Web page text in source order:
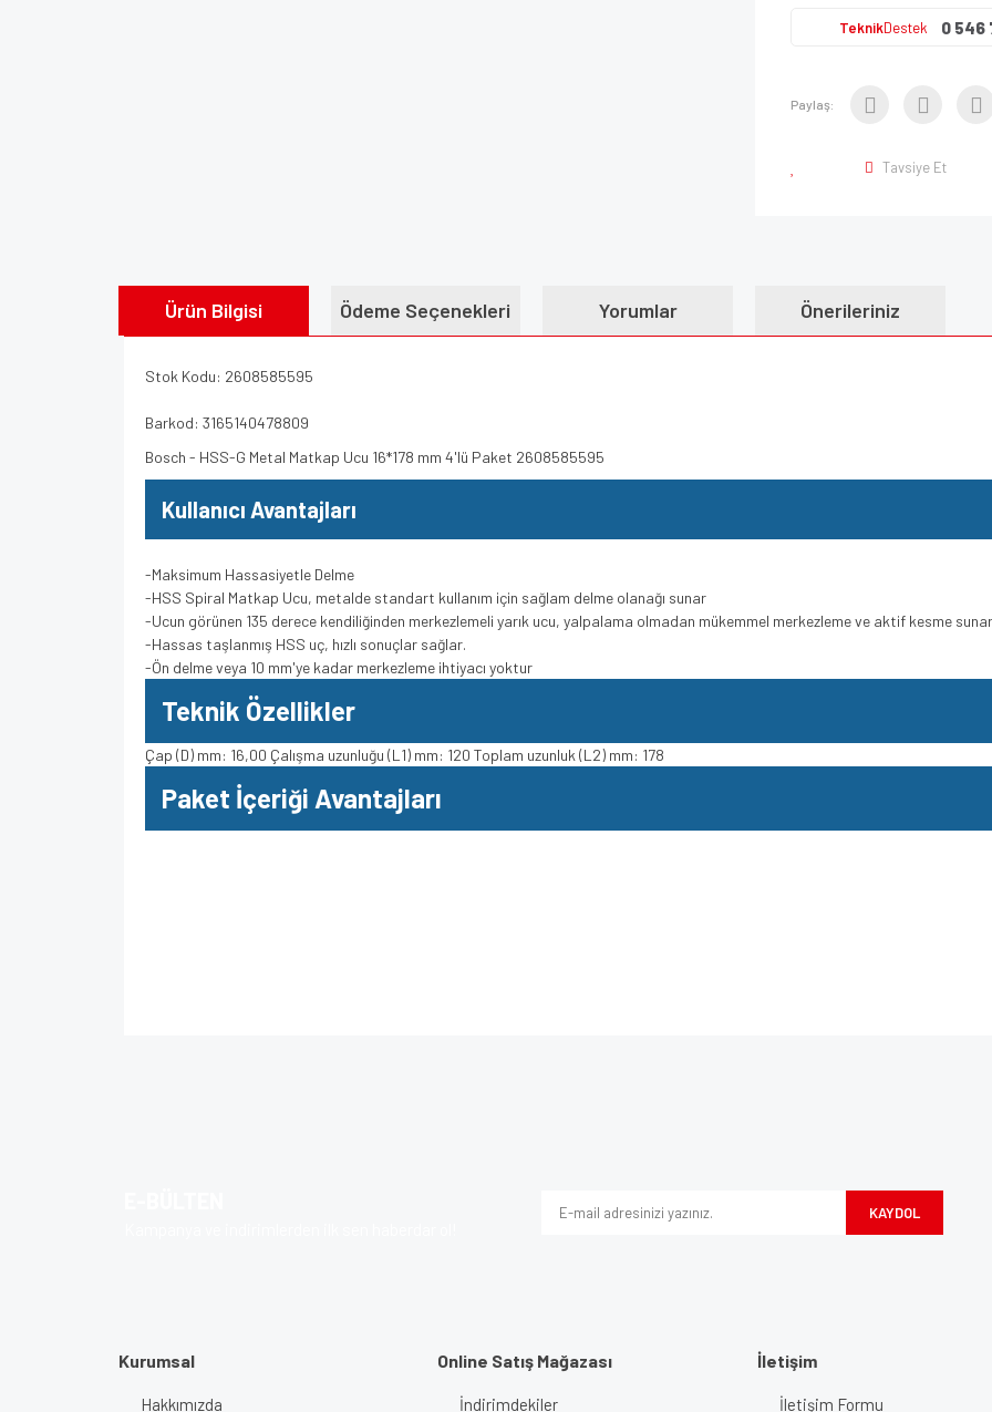
TeknikDestek 0 546
Paylaş:
Tavsiye Et
Ürün Bilgisi Ödeme Seçenekleri Yorumlar Önerileriniz
Stok Kodu: 2608585595
Barkod: 3165140478809
Bosch - HSS-G Metal Matkap Ucu 16*178 mm 4'lü Paket 2608585595
Kullanıcı Avantajları
-Maksimum Hassasiyetle Delme
-HSS Spiral Matkap Ucu, metalde standart kullanım için sağlam delme olanağı sunar
-Ucun görünen 135 derece kendiliğinden merkezlemeli yarık ucu, yalpalama olmadan mükemmel merkezleme ve aktif kesme sunar
-Hassas taşlanmış HSS uç, hızlı sonuçlar sağlar.
-Ön delme veya 10 mm'ye kadar merkezleme ihtiyacı yoktur
Teknik Özellikler
Çap (D) mm: 16,00 Çalışma uzunluğu (L1) mm: 120 Toplam uzunluk (L2) mm: 178
Paket İçeriği Avantajları
KAYDOL
Kurumsal
Hakkımızda
Online Satış Mağazası
İndirimdekiler
İletişim
İletişim Formu